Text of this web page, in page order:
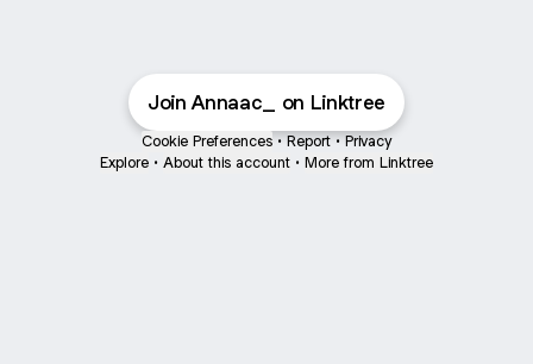
Join Annaac_ on Linktree
Cookie Preferences • Report • Privacy
Explore • About this account • More from Linktree